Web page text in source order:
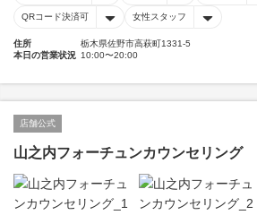
QRコード決済可 女性スタッフ
住所
栃木県佐野市高萩町1331-5
本日の営業状況 10:00〜20:00
店舗公式
山之内フォーチュンカウンセリング